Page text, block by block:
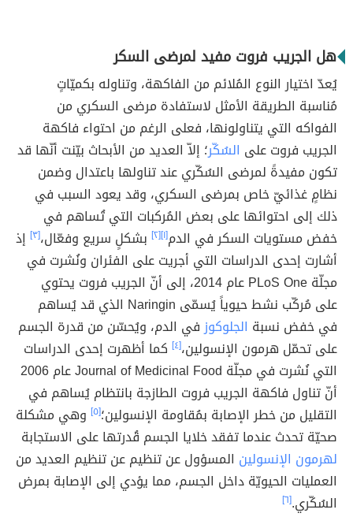
هل الجريب فروت مفيد لمرضى السكر
يُعدّ اختيار النوع المُلائم من الفاكهة، وتناوله بكميّاتٍ
مُناسبة الطريقة الأمثل لاستفادة مرضى السكري من
الفواكه التي يتناولونها، فعلى الرغم من احتواء فاكهة
الجريب فروت على السُكّر؛ إلاّ العديد من الأبحاث بيّنت أنّها قد
تكون مفيدةً لمرضى السُكّري عند تناولها باعتدال وضمن
نظامٍ غذائيّ خاص بمرضى السكري، وقد يعود السبب في
ذلك إلى احتوائها على بعض المُركبات التي تُساهم في
خفض مستويات السكر في الدم[١] [٢] بشكلٍ سريع وفعّال،[٣]
إذ
أشارت إحدى الدراسات التي أجريت على الفئران ونُشرت في
مجلّة PLoS One عام 2014، إلى أنّ الجريب فروت يحتوي
على مُركّب نشط حيوياً يُسمّى Naringin الذي قد يُساهم
في خفض نسبة الجلوكوزفي الدم، ويُحسّن من قدرة الجسم
على تحمّل هرمون الإنسولين،[٤]
كما أظهرت إحدى الدراسات
التي نُشرت في مجلّة Journal of Medicinal Food عام 2006
أنّ تناول فاكهة الجريب فروت الطازجة بانتظام يُساهم في
التقليل من خطر الإصابة بمُقاومة الإنسولين؛[٥]
وهي مشكلة
صحيّة تحدث عندما تفقد خلايا الجسم قُدرتها على الاستجابة
لهرمون الإنسولين المسؤول عن تنظيم عن تنظيم العديد من
العمليات الحيويّة داخل الجسم، مما يؤدي إلى الإصابة بمرض
السُكّري.[٦]